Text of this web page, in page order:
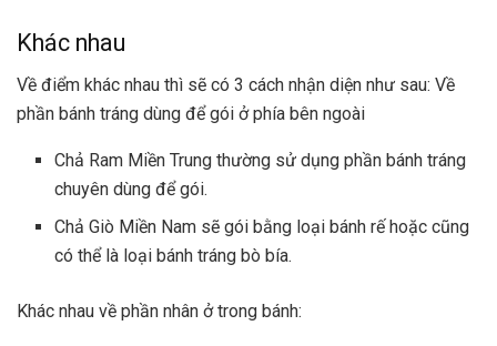
Khác nhau
Về điểm khác nhau thì sẽ có 3 cách nhận diện như sau: Về
phần bánh tráng dùng để gói ở phía bên ngoài
Chả Ram Miền Trung thường sử dụng phần bánh tráng
chuyên dùng để gói.
Chả Giò Miền Nam sẽ gói bằng loại bánh rế hoặc cũng
có thể là loại bánh tráng bò bía.
Khác nhau về phần nhân ở trong bánh: